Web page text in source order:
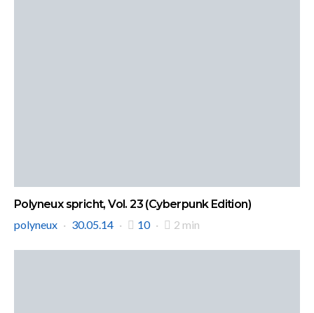
Polyneux spricht, Vol. 23 (Cyberpunk Edition)
polyneux
30.05.14 10 2 min